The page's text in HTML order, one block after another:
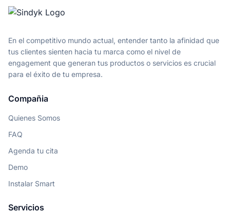
En el competitivo mundo actual, entender tanto la afinidad que
tus clientes sienten hacia tu marca como el nivel de
engagement que generan tus productos o servicios es crucial
para el éxito de tu empresa.
Compañia
Quienes Somos
FAQ
Agenda tu cita
Demo
Instalar Smart
Servicios